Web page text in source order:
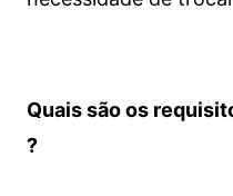
Quais são os
?